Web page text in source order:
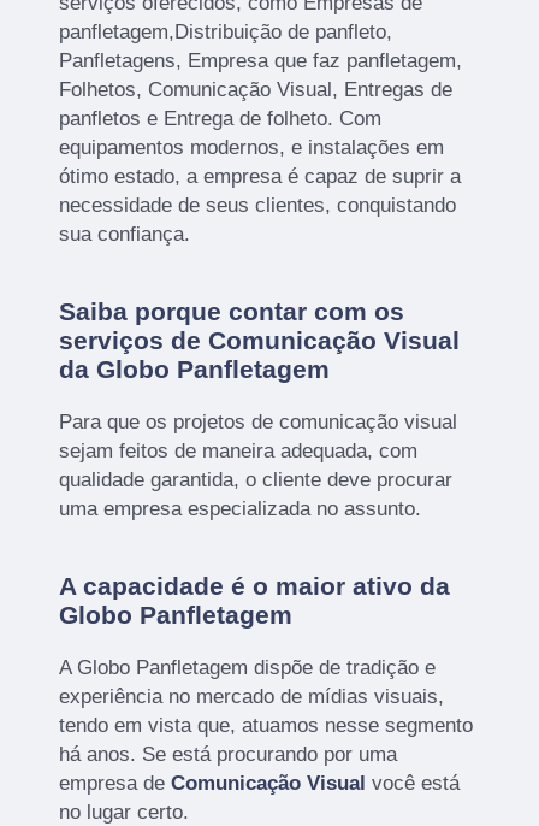
panfletagem,Distribuição de panfleto,
Panfletagens, Empresa que faz panfletagem,
Folhetos, Comunicação Visual, Entregas de
panfletos e Entrega de folheto. Com
equipamentos modernos, e instalações em
ótimo estado, a empresa é capaz de suprir a
necessidade de seus clientes, conquistando
sua confiança.
Saiba porque contar com os
serviços de Comunicação Visual
da Globo Panfletagem
Para que os projetos de comunicação visual
sejam feitos de maneira adequada, com
qualidade garantida, o cliente deve procurar
uma empresa especializada no assunto.
A capacidade é o maior ativo da
Globo Panfletagem
A Globo Panfletagem dispõe de tradição e
experiência no mercado de mídias visuais,
tendo em vista que, atuamos nesse segmento
há anos. Se está procurando por uma
empresa deComunicação Visual você está
no lugar certo.